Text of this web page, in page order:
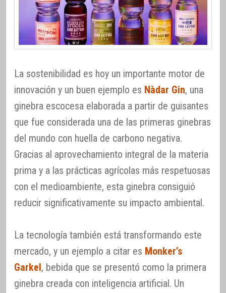
La sostenibilidad es hoy un importante motor de
innovación y un buen ejemplo es Nàdar Gin, una
ginebra escocesa elaborada a partir de guisantes
que fue considerada una de las primeras ginebras
del mundo con huella de carbono negativa.
Gracias al aprovechamiento integral de la materia
prima y a las prácticas agrícolas más respetuosas
con el medioambiente, esta ginebra consiguió
reducir significativamente su impacto ambiental.
La tecnología también está transformando este
mercado, y un ejemplo a citar es Monker’s
Garkel , bebida que se presentó como la primera
ginebra creada con inteligencia artificial. Un